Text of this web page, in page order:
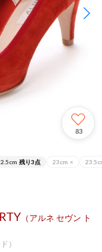
83
残り3点 23cm ×
（アルネ セヴン ト
）